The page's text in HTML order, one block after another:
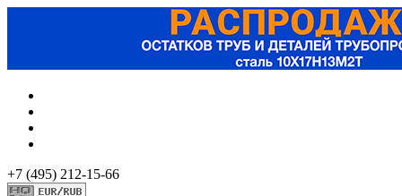
+7 (495) 212-15-66